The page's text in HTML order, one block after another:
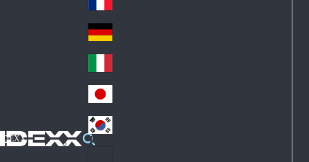
IDEXX
d
Fra
nc
e
Ge
an
y
Ital
y
Jap
an
Ko